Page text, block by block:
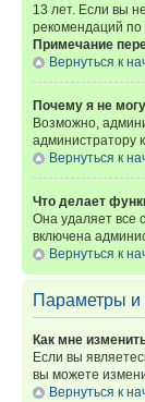
13 лет. Если вы
рекомендаций по
Примечание
Вернуться к
Почему я не
Возможно,
администратору
Вернуться к
Что делает
Она удаляет все
включена
Вернуться к
Параметры и
Как мне
Если вы
вы можете
Вернуться к